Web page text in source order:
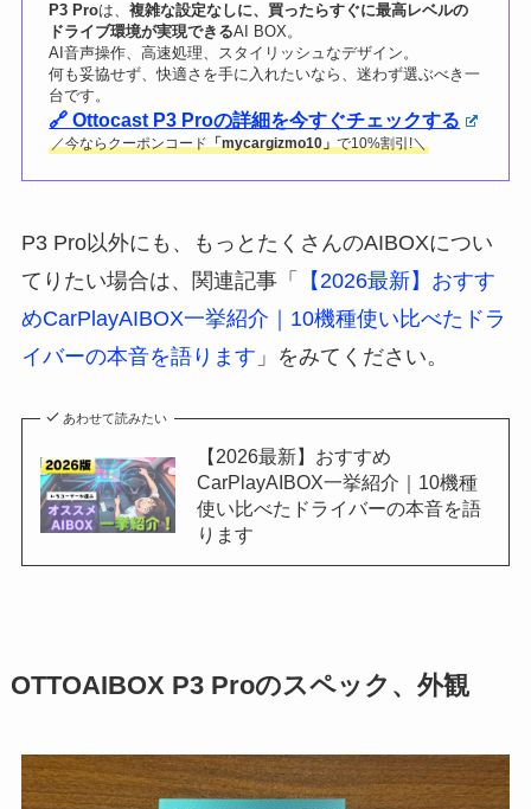
P3 Proは、複雑な設定なしに、買ったらすぐに最高レベルの
ドライブ環境が実現できるAI BOX。
AI音声操作、高速処理、スタイリッシュなデザイン。
何も妥協せず、快適さを手に入れたいなら、迷わず選ぶべき一
台です。
🔗 Ottocast P3 Proの詳細を今すぐチェックする
／今ならクーポンコード「mycargizmo10」で10%割引!＼
P3 Pro以外にも、もっとたくさんのAIBOXについ
てりたい場合は、関連記事「
【2026最新】おすす
めCarPlayAIBOX一挙紹介｜10機種使い比べたドラ
イバーの本音を語ります 」をみてください。
あわせて読みたい
【2026最新】おすすめ
CarPlayAIBOX一挙紹介｜10機種
使い比べたドライバーの本音を語
ります
OTTOAIBOX P3 Proのスペック、外観